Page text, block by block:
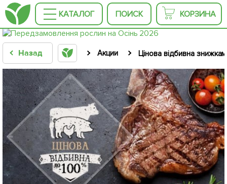
КАТАЛОГ ПОИСК КОРЗИНА
Назад Акции Цінова відбивна